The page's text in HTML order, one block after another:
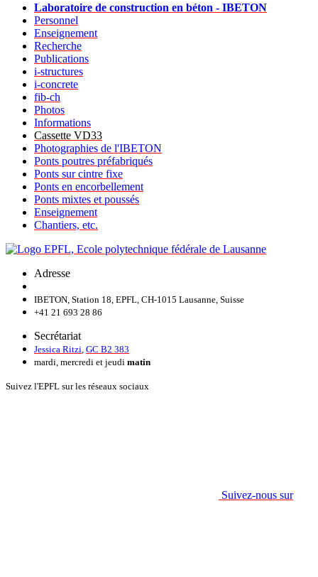
Laboratoire de construction en béton - IBETON
Personnel
Enseignement
Recherche
Publications
i-structures
i-concrete
fib-ch
Photos
Informations
Cassette VD33
Photographies de l'IBETON
Ponts poutres préfabriqués
Ponts sur cintre fixe
Ponts en encorbellement
Ponts mixtes et poussés
Enseignement
Chantiers, etc.
Adresse
IBETON, Station 18, EPFL, CH-1015 Lausanne, Suisse
+41 21 693 28 86
Secrétariat
Jessica Ritzi GC B2 383
mardi, mercredi et jeudi matin
Suivez l'EPFL sur les réseaux sociaux
Suivez-nous sur